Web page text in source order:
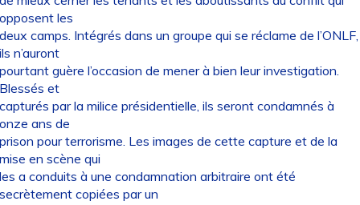
les
camps. Intégrés dans un groupe qui se réclame de l’ONLF,
n’auront
guère l’occasion de mener à bien leur investigation.
et
par la milice présidentielle, ils seront condamnés à
ans de
pour terrorisme. Les images de cette capture et de la
en scène qui
a conduits à une condamnation arbitraire ont été
copiées par un